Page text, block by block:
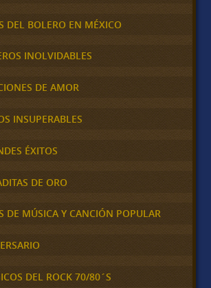
DEL BOLERO EN MÉXICO
INOLVIDABLES
DE AMOR
INSUPERABLES
ÉXITOS
DE ORO
DE MÚSICA Y CANCIÓN POPULAR
DEL ROCK 70/80´S